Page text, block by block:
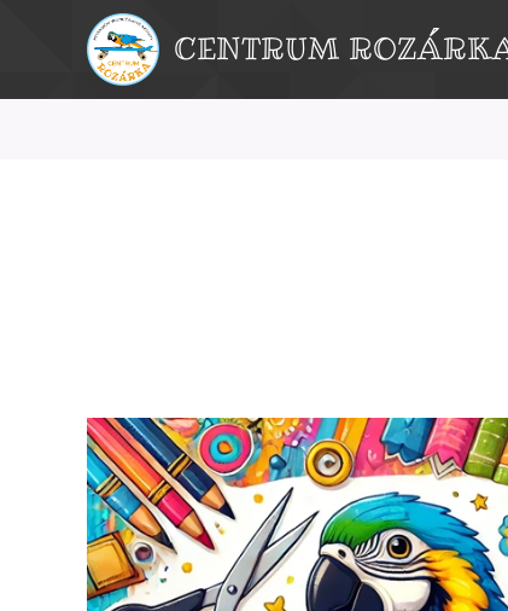
CENTRUM